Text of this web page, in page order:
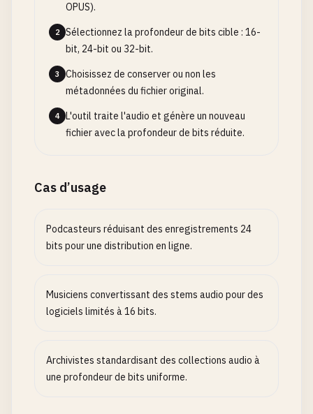
OPUS).
2
Sélectionnez la profondeur de bits cible : 16-
bit, 24-bit ou 32-bit.
3
Choisissez de conserver ou non les
métadonnées du fichier original.
4
L'outil traite l'audio et génère un nouveau
fichier avec la profondeur de bits réduite.
Cas d’usage
Podcasteurs réduisant des enregistrements 24
bits pour une distribution en ligne.
Musiciens convertissant des stems audio pour des
logiciels limités à 16 bits.
Archivistes standardisant des collections audio à
une profondeur de bits uniforme.